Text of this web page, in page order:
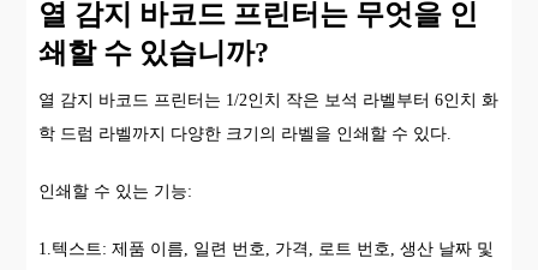
열 감지 바코드 프린터는 무엇을 인
쇄할 수 있습니까?
열 감지 바코드 프린터는 1/2인치 작은 보석 라벨부터 6인치 화
학 드럼 라벨까지 다양한 크기의 라벨을 인쇄할 수 있다.
인쇄할 수 있는 기능:
1.텍스트: 제품 이름, 일련 번호, 가격, 로트 번호, 생산 날짜 및